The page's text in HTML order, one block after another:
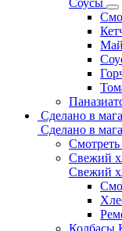
Соусы
Сделано в
Сделано в
Смотреть
Свежий
Свежий
Колбасы